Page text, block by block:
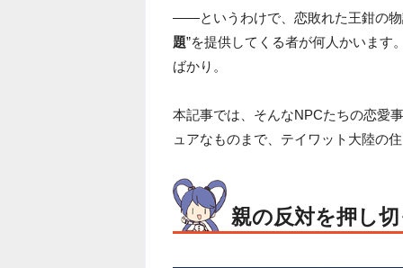
――というわけで、恋敗れた王鉗の物
題”を提供してくる者が何人かいます
ばかり。
本記事では、そんなNPCたちの恋愛
ュアなものまで、テイワット大陸の
親の反対を押し